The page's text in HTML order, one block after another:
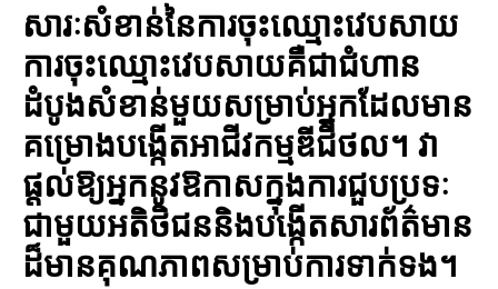
សារៈសំខាន់នៃការចុះឈ្មោះវេបសាយ
ការចុះឈ្មោះវេបសាយគឺជាជំហាន
ដំបូងសំខាន់មួយសម្រាប់អ្នកដែលមាន
គម្រោងបង្កើតអាជីវកម្មឌីជីថល។ វា
ផ្តល់ឱ្យអ្នកនូវឱកាសក្នុងការជួបប្រទៈ
ជាមួយអតិថិជននិងបង្កើតសារព័ត៌មាន
ដ៏មានគុណភាពសម្រាប់ការទាក់ទង។